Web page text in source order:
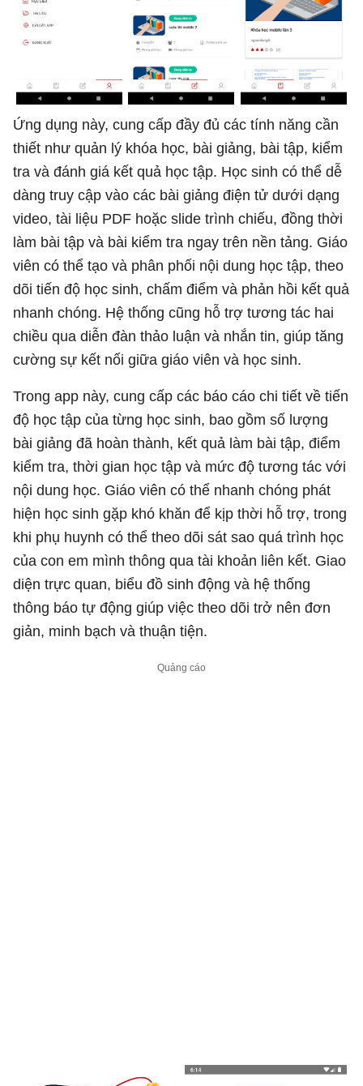
Ứng dụng này, cung cấp đầy đủ các tính năng cần
thiết như quản lý khóa học, bài giảng, bài tập, kiểm
tra và đánh giá kết quả học tập. Học sinh có thể dễ
dàng truy cập vào các bài giảng điện tử dưới dạng
video, tài liệu PDF hoặc slide trình chiếu, đồng thời
làm bài tập và bài kiểm tra ngay trên nền tảng. Giáo
viên có thể tạo và phân phối nội dung học tập, theo
dõi tiến độ học sinh, chấm điểm và phản hồi kết quả
nhanh chóng. Hệ thống cũng hỗ trợ tương tác hai
chiều qua diễn đàn thảo luận và nhắn tin, giúp tăng
cường sự kết nối giữa giáo viên và học sinh.
Trong app này, cung cấp các báo cáo chi tiết về tiến
độ học tập của từng học sinh, bao gồm số lượng
bài giảng đã hoàn thành, kết quả làm bài tập, điểm
kiểm tra, thời gian học tập và mức độ tương tác với
nội dung học. Giáo viên có thể nhanh chóng phát
hiện học sinh gặp khó khăn để kịp thời hỗ trợ, trong
khi phụ huynh có thể theo dõi sát sao quá trình học
của con em mình thông qua tài khoản liên kết. Giao
diện trực quan, biểu đồ sinh động và hệ thống
thông báo tự động giúp việc theo dõi trở nên đơn
giản, minh bạch và thuận tiện.